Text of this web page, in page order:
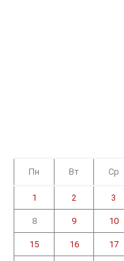
Пн Вт Ср
1 2 3
8 9 10
15 16 17